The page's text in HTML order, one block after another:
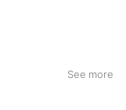
See more